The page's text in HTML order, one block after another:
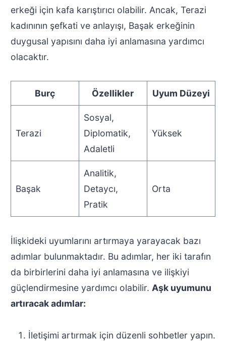
erkeği için kafa karıştırıcı olabilir. Ancak, Terazi
kadınının şefkati ve anlayışı, Başak erkeğinin
duygusal yapısını daha iyi anlamasına yardımcı
olacaktır.
Burç Özellikler Uyum Düzeyi
Terazi
Sosyal,
Diplomatik,
Adaletli
Yüksek
Başak
Analitik,
Detaycı,
Pratik
Orta
İlişkideki uyumlarını artırmaya yarayacak bazı
adımlar bulunmaktadır. Bu adımlar, her iki tarafın
da birbirlerini daha iyi anlamasına ve ilişkiyi
güçlendirmesine yardımcı olabilir. Aşk uyumunu
artıracak adımlar:
İletişimi artırmak için düzenli sohbetler yapın.